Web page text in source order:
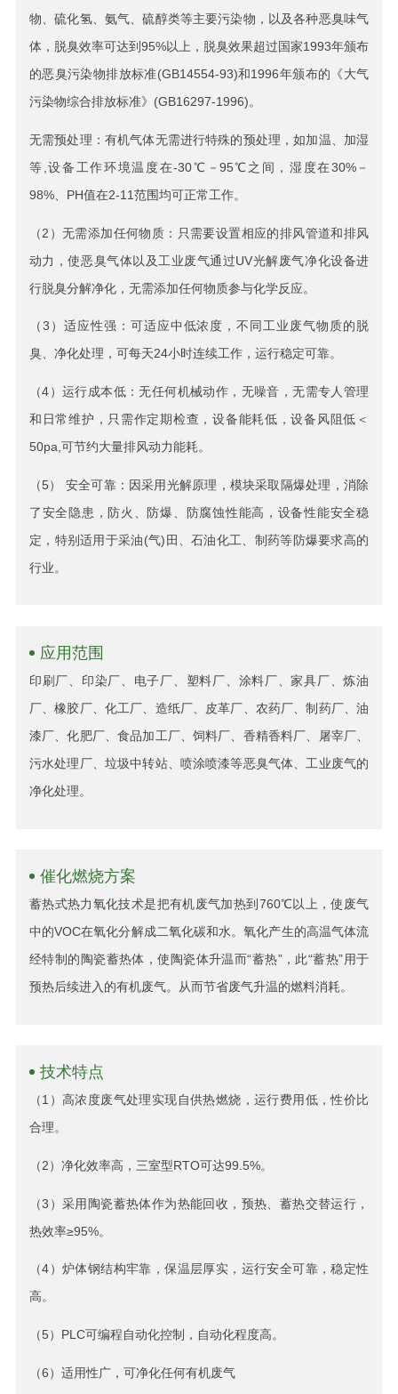
物、硫化氢、氨气、硫醇类等主要污染物，以及各种恶臭味气
体，脱臭效率可达到95%以上，脱臭效果超过国家1993年颁布
的恶臭污染物排放标准(GB14554-93)和1996年颁布的《大气
污染物综合排放标准》(GB16297-1996)。
无需预处理：有机气体无需进行特殊的预处理，如加温、加湿
等,设备工作环境温度在-30℃－95℃之间，湿度在30%－
98%、PH值在2-11范围均可正常工作。
（2）无需添加任何物质：只需要设置相应的排风管道和排风
动力，使恶臭气体以及工业废气通过UV光解废气净化设备进
行脱臭分解净化，无需添加任何物质参与化学反应。
（3）适应性强：可适应中低浓度，不同工业废气物质的脱
臭、净化处理，可每天24小时连续工作，运行稳定可靠。
（4）运行成本低：无任何机械动作，无噪音，无需专人管理
和日常维护，只需作定期检查，设备能耗低，设备风阻低＜
50pa,可节约大量排风动力能耗。
（5） 安全可靠：因采用光解原理，模块采取隔爆处理，消除
了安全隐患，防火、防爆、防腐蚀性能高，设备性能安全稳
定，特别适用于采油(气)田、石油化工、制药等防爆要求高的
行业。
应用范围
印刷厂、印染厂、电子厂、塑料厂、涂料厂、家具厂、炼油
厂、橡胶厂、化工厂、造纸厂、皮革厂、农药厂、制药厂、油
漆厂、化肥厂、食品加工厂、饲料厂、香精香料厂、屠宰厂、
污水处理厂、垃圾中转站、喷涂喷漆等恶臭气体、工业废气的
净化处理。
催化燃烧方案
蓄热式热力氧化技术是把有机废气加热到760℃以上，使废气
中的VOC在氧化分解成二氧化碳和水。氧化产生的高温气体流
经特制的陶瓷蓄热体，使陶瓷体升温而“蓄热”，此“蓄热”用于
预热后续进入的有机废气。从而节省废气升温的燃料消耗。
技术特点
（1）高浓度废气处理实现自供热燃烧，运行费用低，性价比
合理。
（2）净化效率高，三室型RTO可达99.5%。
（3）采用陶瓷蓄热体作为热能回收，预热、蓄热交替运行，
热效率≥95%。
（4）炉体钢结构牢靠，保温层厚实，运行安全可靠，稳定性
高。
（5）PLC可编程自动化控制，自动化程度高。
（6）适用性广，可净化任何有机废气